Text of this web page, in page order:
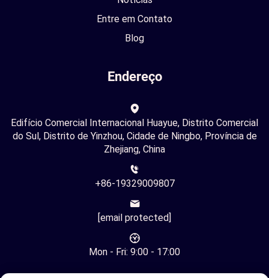
Entre em Contato
Blog
Endereço
Edifício Comercial Internacional Huayue, Distrito Comercial
do Sul, Distrito de Yinzhou, Cidade de Ningbo, Província de
Zhejiang, China
+86-19329009807
[email protected]
Mon - Fri: 9:00 - 17:00